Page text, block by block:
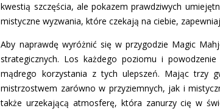
kwestią szczęścia, ale pokazem prawdziwych
mistyczne wyzwania, które czekają na ciebie,
Aby naprawdę wyróżnić się w przygodzie Magic
strategicznych. Los każdego poziomu i
mądrego korzystania z tych ulepszeń. Mając trzy
mistrzostwem zarówno w przyziemnych, jak i
także urzekającą atmosferę, która zanurzy cię w